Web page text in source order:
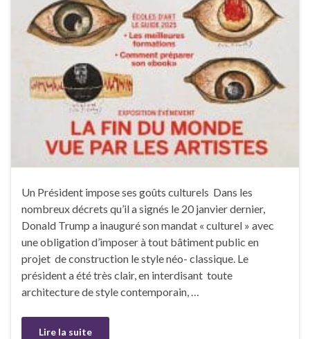
Un Président impose ses goûts culturels Dans les
nombreux décrets qu’il a signés le 20 janvier dernier,
Donald Trump a inauguré son mandat « culturel » avec
une obligation d’imposer à tout bâtiment public en
projet de construction le style néo- classique. Le
président a été très clair, en interdisant toute
architecture de style contemporain, …
Lire la suite